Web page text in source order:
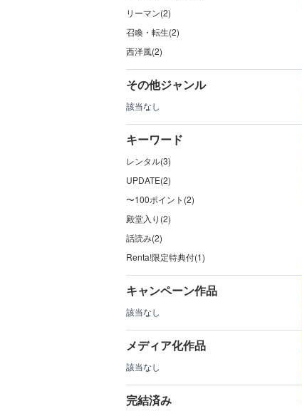
リーマン(2)
召喚・転生(2)
西洋風(2)
その他ジャンル
該当なし
キーワード
レンタル(3)
UPDATE(2)
〜100ポイント(2)
殿堂入り(2)
話読み(2)
Renta!限定特典付(1)
キャンペーン作品
該当なし
メディア化作品
該当なし
完結済み